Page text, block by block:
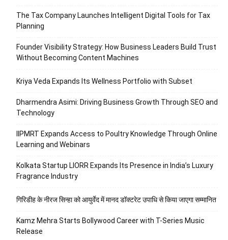
The Tax Company Launches Intelligent Digital Tools for Tax
Planning
Founder Visibility Strategy: How Business Leaders Build Trust
Without Becoming Content Machines
Kriya Veda Expands Its Wellness Portfolio with Subset
Dharmendra Asimi: Driving Business Growth Through SEO and
Technology
IIPMRT Expands Access to Poultry Knowledge Through Online
Learning and Webinars
Kolkata Startup LIORR Expands Its Presence in India’s Luxury
Fragrance Industry
गिरिडीह के नीरज सिन्हा को आयुर्वेद में मानद डॉक्टरेट उपाधि से किया जाएगा सम्मानित
Kamz Mehra Starts Bollywood Career with T-Series Music
Release